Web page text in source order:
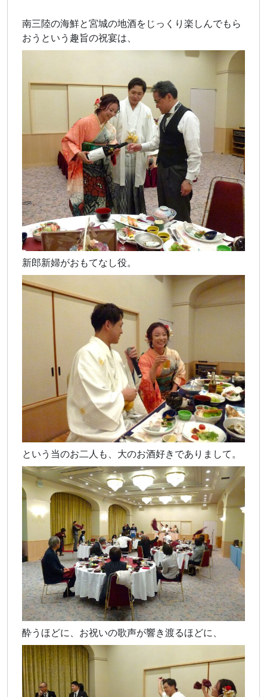
南三陸の海鮮と宮城の地酒をじっくり楽しんでもら
おうという趣旨の祝宴は、
新郎新婦がおもてなし役。
という当のお二人も、大のお酒好きでありまして。
酔うほどに、お祝いの歌声が響き渡るほどに、